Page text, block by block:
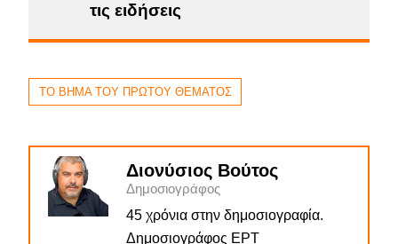
τις ειδήσεις
ΤΟ ΒΗΜΑ ΤΟΥ ΠΡΩΤΟΥ ΘΕΜΑΤΟΣ
Διονύσιος Βούτος
Δημοσιογράφος
45 χρόνια στην δημοσιογραφία.
Δημοσιογράφος ΕΡΤ